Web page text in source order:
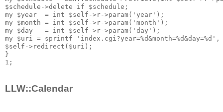
$schedule->delete if $schedule;
my $year  = int $self->r->param('year');
my $month = int $self->r->param('month');
my $day   = int $self->r->param('day');
my $uri = sprintf
$self->redirect($uri);
}
1;
LLW::Calendar